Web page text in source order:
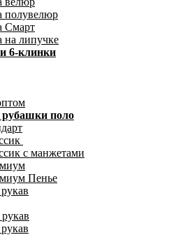
полувелюр
Смарт
на липучке
6-клинки
поло
с манжетами
Пенье